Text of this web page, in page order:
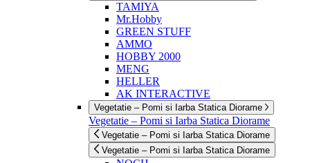
TAMIYA
Mr.Hobby
GREEN STUFF
AMMO
HOBBY 2000
MENG
HELLER
AK INTERACTIVE
Vegetatie – Pomi si Iarba Statica Diorame
Vegetatie – Pomi si Iarba Statica Diorame
Vegetatie – Pomi si Iarba Statica Diorame
Vegetatie – Pomi si Iarba Statica Diorame